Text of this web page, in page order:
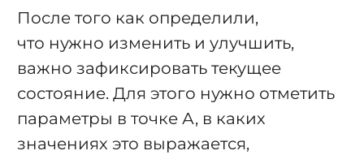
После того как определили,
что нужно изменить и улучшить,
важно зафиксировать текущее
состояние. Для этого нужно отметить
параметры в точке А, в каких
значениях это выражается,